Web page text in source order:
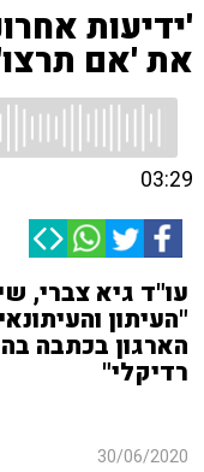
'ידיעות
את 'אם תרצו' ב־105
03:29
עו"ד גיא צברי,
"העיתון
הארגון בכתבה
רדיקלי"
30/06/2020